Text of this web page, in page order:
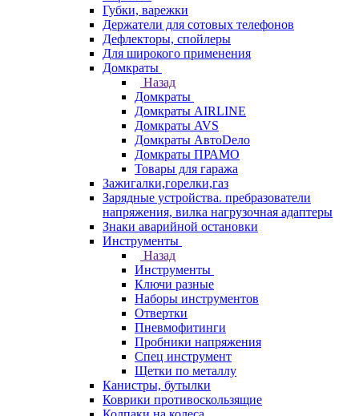
Губки, варежки
Держатели для сотовых телефонов
Дефлекторы, спойлеры
Для широкого применения
Домкраты
Назад
Домкраты
Домкраты AIRLINE
Домкраты AVS
Домкраты АвтоDело
Домкраты ПРАМО
Товары для гаража
Зажигалки,горелки,газ
Зарядные устройства. пребразователи
напряжения, вилка нагрузочная адаптеры
Знаки аварийной остановки
Инструменты
Назад
Инструменты
Ключи разные
Наборы инструментов
Отвертки
Пневмофитинги
Пробники напряжения
Спец инструмент
Щетки по металлу
Канистры, бутылки
Коврики противоскользящие